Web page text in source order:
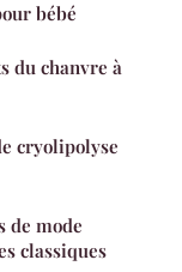
bébé
du chanvre à
cryolipolyse
de mode
classiques